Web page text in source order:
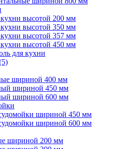
высотой 200 мм
высотой 350 мм
высотой 357 мм
высотой 450 мм
для кухни
шириной 400 мм
шириной 450 мм
шириной 600 мм
шириной 450 мм
шириной 600 мм
шириной 200 мм